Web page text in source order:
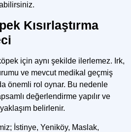
Kısırlaştırma
için aynı şekilde ilerlemez. Irk,
ve mevcut medikal geçmiş
önemli rol oynar. Bu nedenle
değerlendirme yapılır ve
belirlenir.
İstinye, Yeniköy, Maslak,